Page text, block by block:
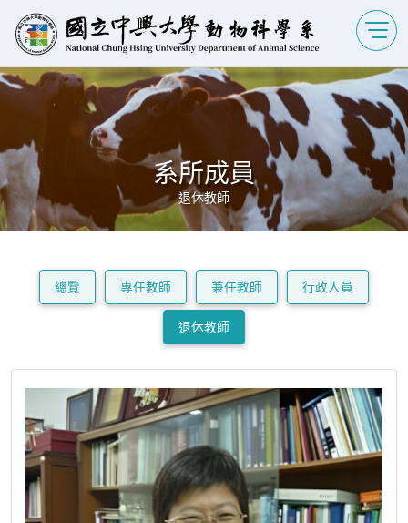
系所成員
退休教師
總覽 專任教師 兼任教師 行政人員
退休教師